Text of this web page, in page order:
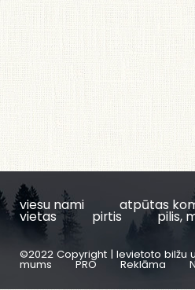
viesu nami atpūtas
vietas pirtis pilis,
©2022 Copyright | Ievietoto
mums PRO Reklāma